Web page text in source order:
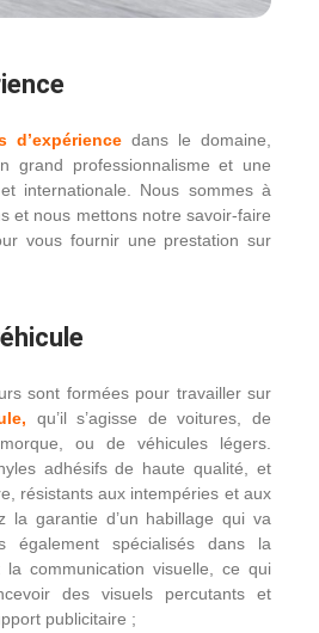
d’expériencedans le domaine,
grand professionnalisme et une
internationale. Nous sommes à
et nous mettons notre savoir-faire
vous fournir une prestation sur
sont formées pour travailler sur
qu’il s’agisse de voitures, de
ou de véhicules légers.
adhésifs de haute qualité, et
résistants aux intempéries et aux
la garantie d’un habillage qui va
également spécialisés dans la
communication visuelle, ce qui
des visuels percutants et
publicitaire ;